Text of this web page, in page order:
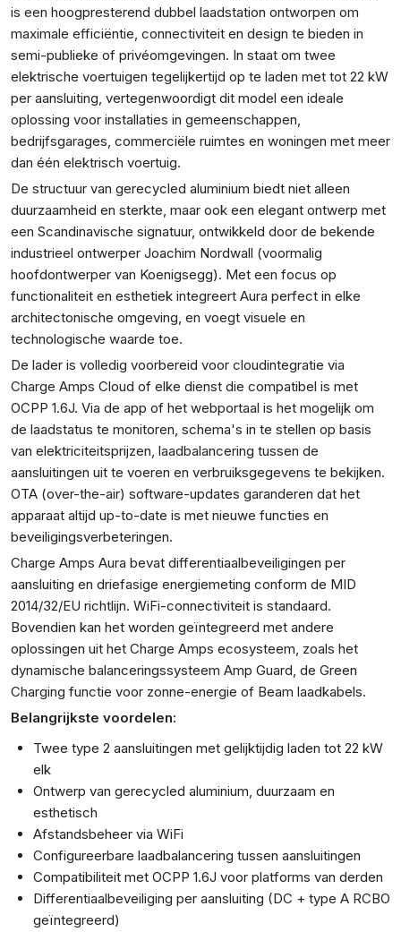
is een hoogpresterend dubbel laadstation ontworpen om
maximale efficiëntie, connectiviteit en design te bieden in
semi-publieke of privéomgevingen. In staat om twee
elektrische voertuigen tegelijkertijd op te laden met tot 22 kW
per aansluiting, vertegenwoordigt dit model een ideale
oplossing voor installaties in gemeenschappen,
bedrijfsgarages, commerciële ruimtes en woningen met meer
dan één elektrisch voertuig.
De structuur van gerecycled aluminium biedt niet alleen
duurzaamheid en sterkte, maar ook een elegant ontwerp met
een Scandinavische signatuur, ontwikkeld door de bekende
industrieel ontwerper Joachim Nordwall (voormalig
hoofdontwerper van Koenigsegg). Met een focus op
functionaliteit en esthetiek integreert Aura perfect in elke
architectonische omgeving, en voegt visuele en
technologische waarde toe.
De lader is volledig voorbereid voor cloudintegratie via
Charge Amps Cloud of elke dienst die compatibel is met
OCPP 1.6J. Via de app of het webportaal is het mogelijk om
de laadstatus te monitoren, schema's in te stellen op basis
van elektriciteitsprijzen, laadbalancering tussen de
aansluitingen uit te voeren en verbruiksgegevens te bekijken.
OTA (over-the-air) software-updates garanderen dat het
apparaat altijd up-to-date is met nieuwe functies en
beveiligingsverbeteringen.
Charge Amps Aura bevat differentiaalbeveiligingen per
aansluiting en driefasige energiemeting conform de MID
2014/32/EU richtlijn. WiFi-connectiviteit is standaard.
Bovendien kan het worden geïntegreerd met andere
oplossingen uit het Charge Amps ecosysteem, zoals het
dynamische balanceringssysteem Amp Guard, de Green
Charging functie voor zonne-energie of Beam laadkabels.
Belangrijkste voordelen:
Twee type 2 aansluitingen met gelijktijdig laden tot 22 kW
elk
Ontwerp van gerecycled aluminium, duurzaam en
esthetisch
Afstandsbeheer via WiFi
Configureerbare laadbalancering tussen aansluitingen
Compatibiliteit met OCPP 1.6J voor platforms van derden
Differentiaalbeveiliging per aansluiting (DC + type A RCBO
geïntegreerd)